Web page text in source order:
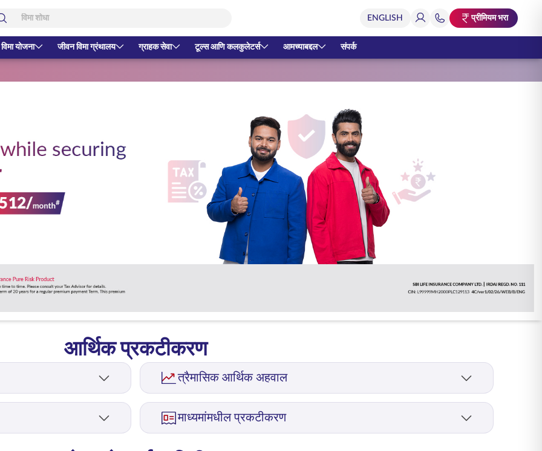
प्रीमियम भरा
योजना जीवन विमा ग्रंथालय ग्राहक सेवा टूल्स आणि कलकुलेटर्स आमच्याबद्दल संपर्क
आर्थिक प्रकटीकरण
त्रैमासिक आर्थिक अहवाल
Expand Quarterly Financial Results section
माध्यमांमधील प्रकटीकरण
Expand Disclosures in Media section